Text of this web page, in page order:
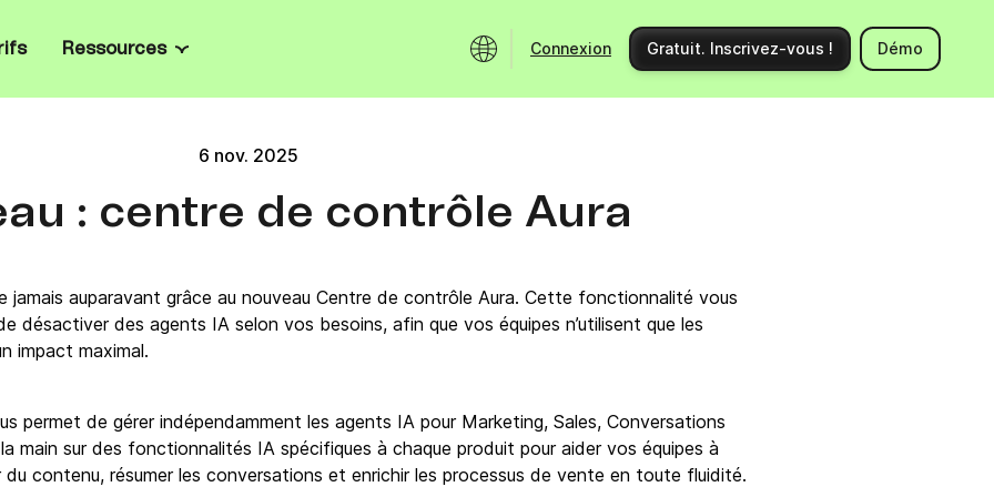
SMS
Notifications push web & mobile
Chatbot
Wallet
sur mesure, contrôle des
de niveau entreprise.
et boostez la fidélité.
sur mesure avec les guides
ouverte, les SDK et nos
Ressources
Blog
Ebooks
Templates emailing
Créer une newsletter
Outils marketing gratuits
Nouveautés produits
Événements
Engager un expert
Connexion Gratuit. Inscrivez-vous ! Démo
6 nov. 2025
: centre de contrôle Aura
jamais auparavant grâce au nouveau Centre de contrôle Aura. Cette fonctionnalité vous
désactiver des agents IA selon vos besoins, afin que vos équipes n’utilisent que les
impact maximal.
permet de gérer indépendamment les agents IA pour Marketing, Sales, Conversations
main sur des fonctionnalités IA spécifiques à chaque produit pour aider vos équipes à
du contenu, résumer les conversations et enrichir les processus de vente en toute fluidité.